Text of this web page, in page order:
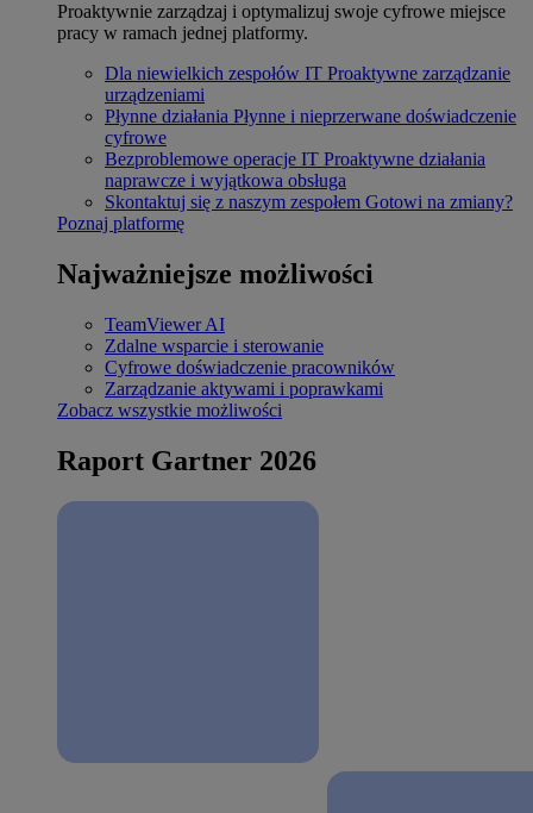
Proaktywnie zarządzaj i optymalizuj swoje cyfrowe miejsce
pracy w ramach jednej platformy.
Dla niewielkich zespołów IT Proaktywne zarządzanie
urządzeniami
Płynne działania Płynne i nieprzerwane doświadczenie
cyfrowe
Bezproblemowe operacje IT Proaktywne działania
naprawcze i wyjątkowa obsługa
Skontaktuj się z naszym zespołem Gotowi na zmiany?
Poznaj platformę
Najważniejsze możliwości
TeamViewer AI
Zdalne wsparcie i sterowanie
Cyfrowe doświadczenie pracowników
Zarządzanie aktywami i poprawkami
Zobacz wszystkie możliwości
Raport Gartner 2026